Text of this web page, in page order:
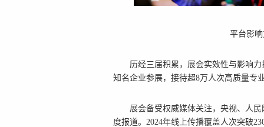
平台影
历经三届积累，展会实效性与影响力
知名企业参展，接待超8万人次高质量专
展会备受权威媒体关注， 央视、
人
度报道。2024年线上传播覆盖人次突破